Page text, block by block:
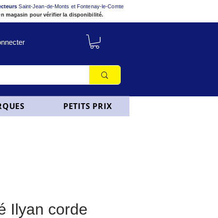
Saint-Jean-de-Monts et Fontenay-le-Comte
magasin pour vérifier la disponibilité.
PETITS PRIX
Ilyan corde